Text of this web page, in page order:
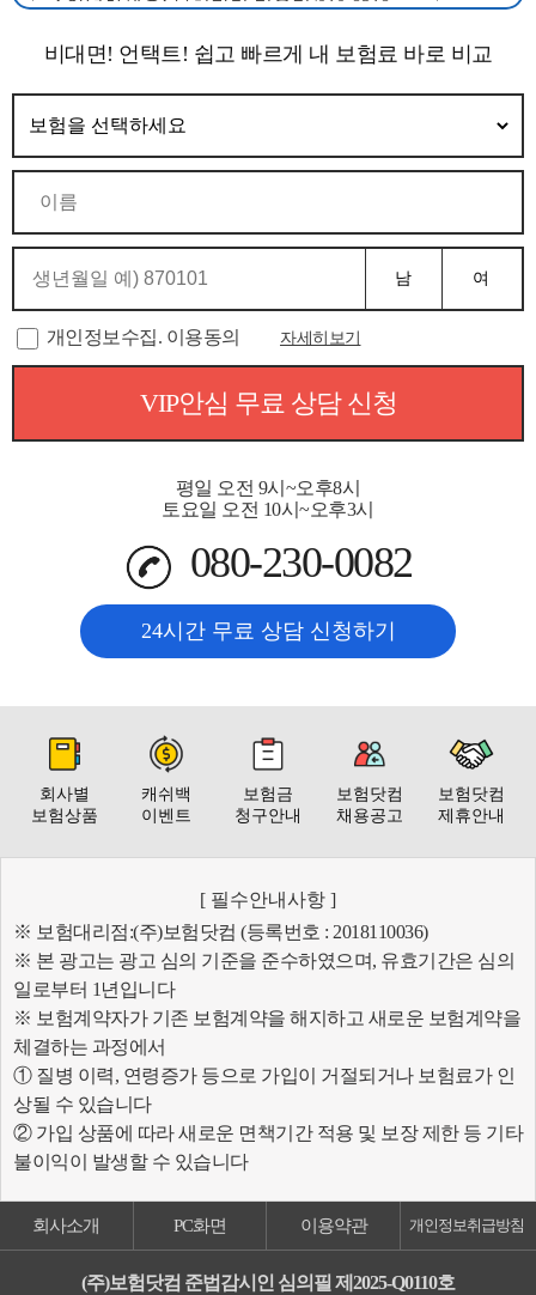
비대면! 언택트! 쉽고 빠르게 내 보험료 바로 비교
남 여
개인정보수집. 이용동의 자세히보기
VIP안심 무료 상담 신청
평일 오전 9시~오후8시
토요일 오전 10시~오후3시
080-230-0082
24시간 무료 상담 신청하기
회사별
보험상품
캐쉬백
이벤트
보험금
청구안내
보험닷컴
채용공고
보험닷컴
제휴안내
[ 필수안내사항 ]
※ 보험대리점:(주)보험닷컴 (등록번호 : 2018110036)
※ 본 광고는 광고 심의 기준을 준수하였으며, 유효기간은 심의
일로부터 1년입니다
※ 보험계약자가 기존 보험계약을 해지하고 새로운 보험계약을
체결하는 과정에서
① 질병 이력, 연령증가 등으로 가입이 거절되거나 보험료가 인
상될 수 있습니다
② 가입 상품에 따라 새로운 면책기간 적용 및 보장 제한 등 기타
불이익이 발생할 수 있습니다
회사소개 PC화면 이용약관 개인정보취급방침
(주)보험닷컴 준법감시인 심의필 제2025-Q0110호